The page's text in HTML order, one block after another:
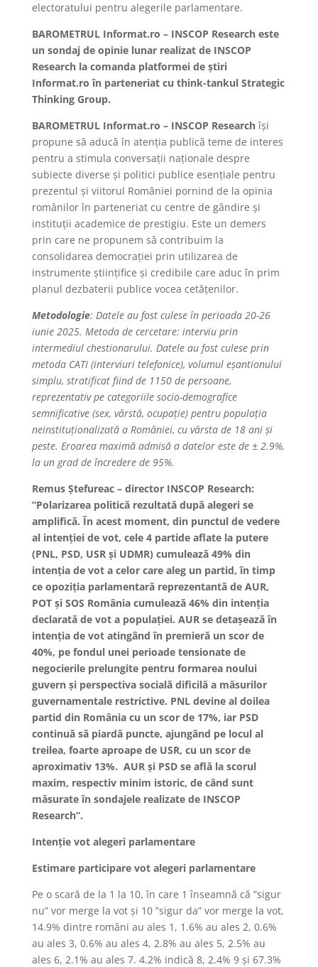
electoratului pentru alegerile parlamentare.
BAROMETRUL Informat.ro – INSCOP Research este
un sondaj de opinie lunar realizat de INSCOP
Research la comanda platformei de știri
Informat.ro în parteneriat cu think-tankul Strategic
Thinking Group.
BAROMETRUL Informat.ro – INSCOP Researchîși
propune să aducă în atenția publică teme de interes
pentru a stimula conversații naționale despre
subiecte diverse și politici publice esențiale pentru
prezentul și viitorul României pornind de la opinia
românilor în parteneriat cu centre de gândire și
instituții academice de prestigiu. Este un demers
prin care ne propunem să contribuim la
consolidarea democrației prin utilizarea de
instrumente științifice și credibile care aduc în prim
planul dezbaterii publice vocea cetățenilor.
Metodologie: Datele au fost culese în perioada 20-26
iunie 2025. Metoda de cercetare: interviu prin
intermediul chestionarului. Datele au fost culese prin
metoda CATI (interviuri telefonice), volumul eșantionului
simplu, stratificat fiind de 1150 de persoane,
reprezentativ pe categoriile socio-demografice
semnificative (sex, vârstă, ocupație) pentru populația
neinstituționalizată a României, cu vârsta de 18 ani și
peste. Eroarea maximă admisă a datelor este de ± 2.9%,
la un grad de încredere de 95%.
Remus Ștefureac – director INSCOP Research:
”Polarizarea politică rezultată după alegeri se
amplifică. În acest moment, din punctul de vedere
al intenției de vot, cele 4 partide aflate la putere
(PNL, PSD, USR și UDMR) cumulează 49% din
intenția de vot a celor care aleg un partid, în timp
ce opoziția parlamentară reprezentantă de AUR,
POT și SOS România cumulează 46% din intenția
declarată de vot a populației. AUR se detașează în
intenția de vot atingând în premieră un scor de
40%, pe fondul unei perioade tensionate de
negocierile prelungite pentru formarea noului
guvern și perspectiva socială dificilă a măsurilor
guvernamentale restrictive. PNL devine al doilea
partid din România cu un scor de 17%, iar PSD
continuă să piardă puncte, ajungând pe locul al
treilea, foarte aproape de USR, cu un scor de
aproximativ 13%. AUR și PSD se află la scorul
maxim, respectiv minim istoric, de când sunt
măsurate în sondajele realizate de INSCOP
Research”.
Intenție vot alegeri parlamentare
Estimare participare vot alegeri parlamentare
Pe o scară de la 1 la 10, în care 1 înseamnă că ”sigur
nu” vor merge la vot și 10 ”sigur da” vor merge la vot,
14.9% dintre români au ales 1, 1.6% au ales 2, 0.6%
au ales 3, 0.6% au ales 4, 2.8% au ales 5, 2.5% au
ales 6, 2.1% au ales 7. 4.2% indică 8, 2.4% 9 și 67.3%